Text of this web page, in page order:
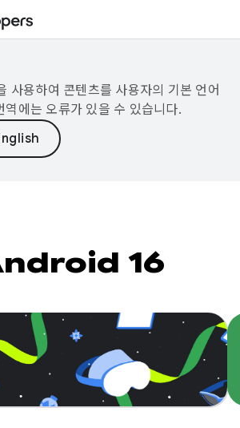
사용하여 콘텐츠를 사용자의 기본 언어
역에는 오류가 있을 수 있습니다.
16